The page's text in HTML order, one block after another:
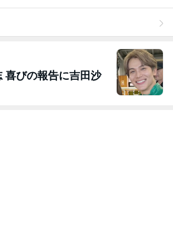
喜びの報告に吉田沙